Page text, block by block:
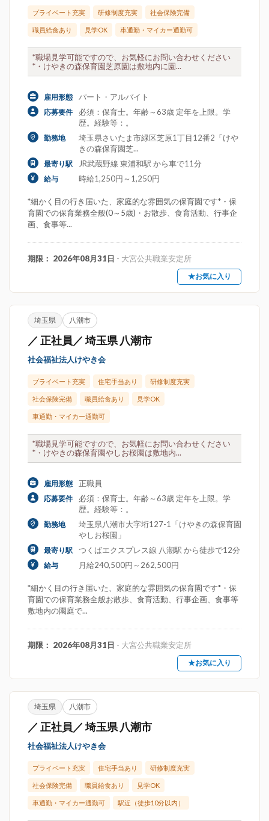
プライベート充実 研修制度充実 社会保険完備
職員給食あり 見学OK 車通勤・マイカー通勤可
*職場見学可能ですので、お気軽にお問い合わせください
*・けやきの森保育園芝原園は敷地内に園...
雇用形態 パート・アルバイト
応募要件
必須：保育士。年齢～63歳 定年を上限。学
歴。経験等：。
勤務地
埼玉県さいたま市緑区芝原1丁目12番2「けや
きの森保育園芝...
最寄り駅 JR武蔵野線 東浦和駅 から車で11分
給与 時給1,250円～1,250円
*細かく目の行き届いた、家庭的な雰囲気の保育園です*・保
育園での保育業務全般(0～5歳)・お散歩、食育活動、行事企
画、食事等...
期限： 2026年08月31日 - 大宮公共職業安定所
★お気に入り
埼玉県 八潮市
／ 正社員／ 埼玉県 八潮市
社会福祉法人けやき会
プライベート充実 住宅手当あり 研修制度充実
社会保険完備 職員給食あり 見学OK
車通勤・マイカー通勤可
*職場見学可能ですので、お気軽にお問い合わせください
*・けやきの森保育園やしお桜園は敷地内...
雇用形態 正職員
応募要件
必須：保育士。年齢～63歳 定年を上限。学
歴。経験等：。
勤務地
埼玉県八潮市大字垳127-1「けやきの森保育園
やしお桜園」
最寄り駅 つくばエクスプレス線 八潮駅 から徒歩で12分
給与 月給240,500円～262,500円
*細かく目の行き届いた、家庭的な雰囲気の保育園です*・保
育園での保育業務全般お散歩、食育活動、行事企画、食事等
敷地内の園庭で...
期限： 2026年08月31日 - 大宮公共職業安定所
★お気に入り
埼玉県 八潮市
／ 正社員／ 埼玉県 八潮市
社会福祉法人けやき会
プライベート充実 住宅手当あり 研修制度充実
社会保険完備 職員給食あり 見学OK
車通勤・マイカー通勤可 駅近（徒歩10分以内）